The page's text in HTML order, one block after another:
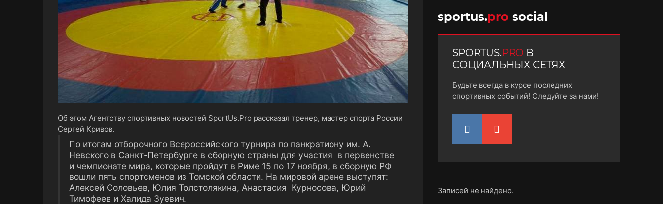
Об этом Агентству спортивных новостей SportUs.Рro рассказал тренер, мастер спорта России
Сергей Кривов.
По итогам отборочного Всероссийского турнира по панкратиону им. А.
Невского в Санкт-Петербурге в сборную страны для участия в первенстве
и чемпионате мира, которые пройдут в Риме 15 по 17 ноября, в сборную РФ
вошли пять спортсменов из Томской области. На мировой арене выступят:
Алексей Соловьев, Юлия Толстолякина, Анастасия Курносова, Юрий
Тимофеев и Халида Зуевич.
sportus.pro social
SPORTUS.PRO В
СОЦИАЛЬНЫХ СЕТЯХ
Будьте всегда в курсе последних
спортивных событий! Следуйте за нами!
Записей не найдено.